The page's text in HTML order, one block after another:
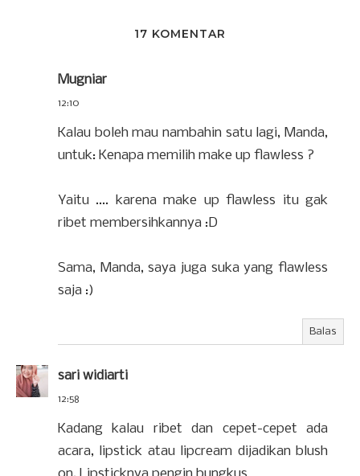
17 KOMENTAR
Mugniar
12:10
Kalau boleh mau nambahin satu lagi, Manda,
untuk: Kenapa memilih make up flawless ?
Yaitu .... karena make up flawless itu gak
ribet membersihkannya :D
Sama, Manda, saya juga suka yang flawless
saja :)
Balas
sari widiarti
12:58
Kadang kalau ribet dan cepet-cepet ada
acara, lipstick atau lipcream dijadikan blush